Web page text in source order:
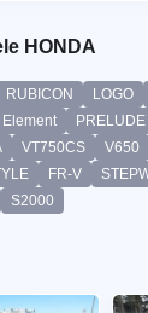
HONDA
RUBICON LOGO
Element PRELUDE
VT750CS V650
FR-V
S2000